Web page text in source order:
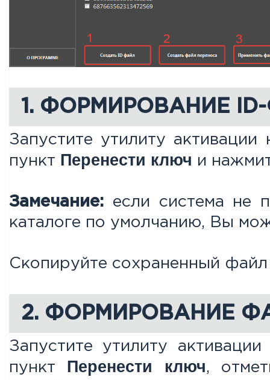
1. ФОРМИРОВАНИЕ
Запустите утилиту
пункт Перенести ключ и
Замечание: если система не
каталоге по умолчанию, Вы
Скопируйте сохраненный
2. ФОРМИРОВАНИЕ
Запустите утилиту
пункт Перенести ключ,